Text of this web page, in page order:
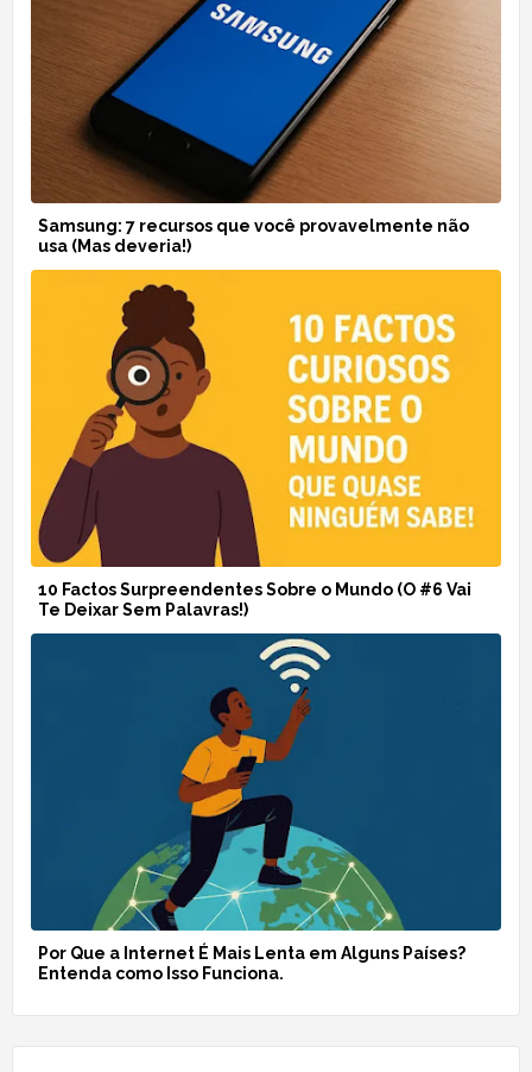
Samsung: 7 recursos que você provavelmente não
usa (Mas deveria!)
10 Factos Surpreendentes Sobre o Mundo (O #6 Vai
Te Deixar Sem Palavras!)
Por Que a Internet É Mais Lenta em Alguns Países?
Entenda como Isso Funciona.